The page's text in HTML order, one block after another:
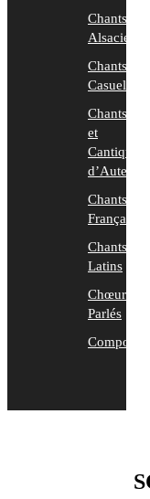
Chants
Alsaciens
Chants
Casuels
Chants
et
Cantiques
d’Auteurs
Chants
Français
Chants
Latins
Chœurs
Parlés